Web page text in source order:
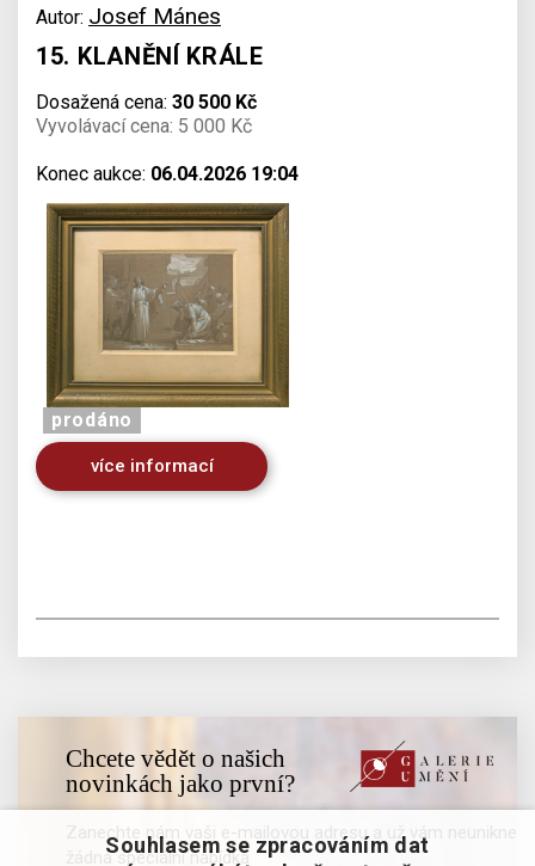
Autor: Josef Mánes
15. KLANĚNÍ KRÁLE
Dosažená cena: 30 500 Kč
Vyvolávací cena: 5 000 Kč
Konec aukce: 06.04.2026 19:04
prodáno
více informací
Chcete vědět o našich
novinkách jako první?
Zanechte nám vaši e-mailovou adresu a už vám neunikne
žádná speciální nabídka
Souhlasem se zpracováním dat